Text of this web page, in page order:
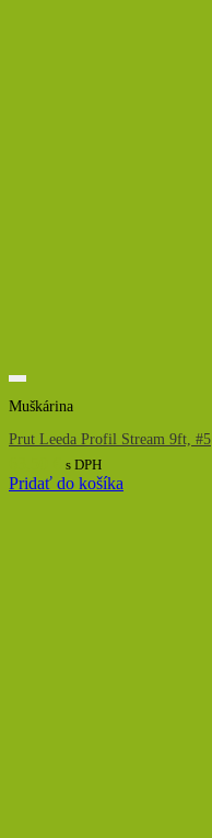
Muškárina
Prut Leeda Profil Stream 9ft, #5
s DPH
Pridať do košíka